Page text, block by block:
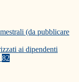
(da pubblicare
ai dipendenti
82